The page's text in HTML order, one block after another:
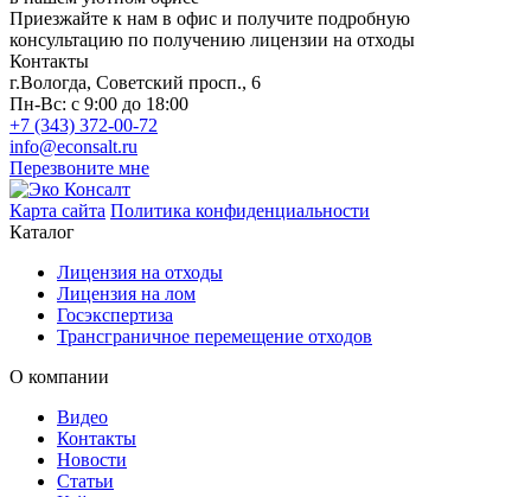
Приезжайте к нам в офис и получите подробную
консультацию по получению лицензии на отходы
Контакты
г.Вологда, Советский просп., 6
Пн-Вс: с 9:00 до 18:00
+7 (343) 372-00-72
info@econsalt.ru
Перезвоните мне
Карта сайта Политика конфиденциальности
Каталог
Лицензия на отходы
Лицензия на лом
Госэкспертиза
Трансграничное перемещение отходов
О компании
Видео
Контакты
Новости
Статьи